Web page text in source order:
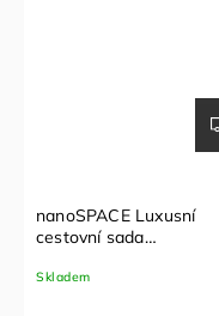
nanoSPACE Luxusní
cestovní sada
biobavlna (prostěradlo v
Skladem